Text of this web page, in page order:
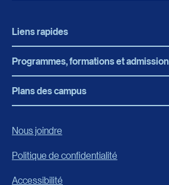
Liens rapides
Actualités
Bibliothèque
Boutique en ligne
Carrières
Programmes, formations et admission
Programmes, formations et admission
Plans des campus
Nous joindre
Politique de confidentialité
Accessibilité